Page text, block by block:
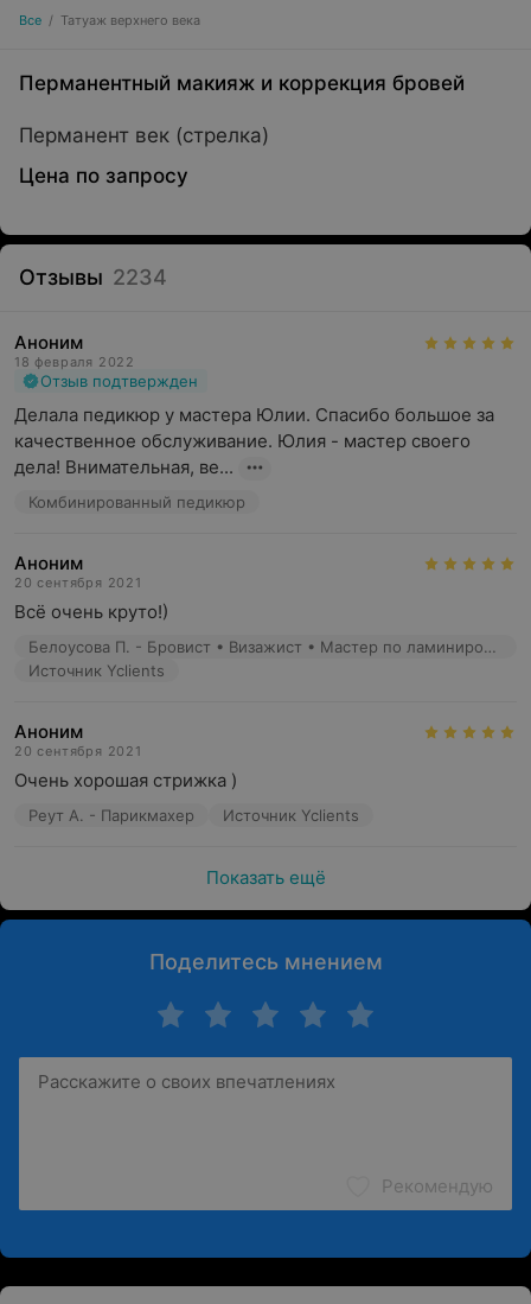
Все / Татуаж верхнего века
Перманентный макияж и коррекция бровей
Перманент век (стрелка)
Цена по запросу
Отзывы 2234
Аноним
18 февраля 2022
Отзыв подтвержден
Делала педикюр у мастера Юлии. Спасибо большое за
качественное обслуживание. Юлия - мастер своего
дела! Внимательная, ве...
Комбинированный педикюр
Аноним
20 сентября 2021
Всё очень круто!)
Белоусова П. - Бровист • Визажист • Мастер по ламинированию ресниц • Мастер перманентного макияжа
Источник Yclients
Аноним
20 сентября 2021
Очень хорошая стрижка )
Реут А. - Парикмахер Источник Yclients
Показать ещё
Поделитесь мнением
Рекомендую